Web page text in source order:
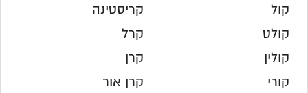
קול
קולט
קולין
קורי
קריסטינה
קרל
קרן
קרן אור